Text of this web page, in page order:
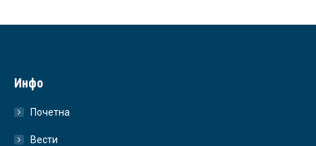
Инфо
Почетна
Вести